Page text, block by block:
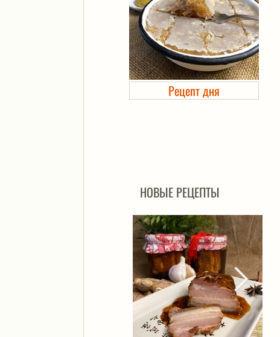
Холодец в банке. Автоклав
Рецепт дня
НОВЫЕ РЕЦЕПТЫ